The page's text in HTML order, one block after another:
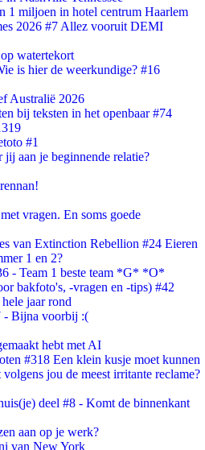
1 miljoen in hotel centrum Haarlem
2026 #7 Allez vooruit DEMI
watertekort
is hier de weerkundige? #16
Australië 2026
bij teksten in het openbaar #74
#1
jij aan je beginnende relatie?
vragen. En soms goede
van Extinction Rebellion #24 Eieren
1 en 2?
- Team 1 beste team *G* *O*
bakfoto's, -vragen en -tips) #42
jaar rond
- Bijna voorbij :(
hebt met AI
#318 Een klein kusje moet kunnen
jou de meest irritante reclame?
deel #8 - Komt de binnenkant
aan op je werk?
van New York